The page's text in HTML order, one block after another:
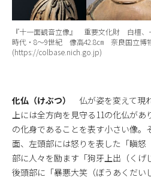
『十一面観音立像』 重要文化財 白檀
時代・8～9世紀 像高42.8㎝ 奈良国立博
(https://colbase.nich.go.jp)
化仏（けぶつ）
仏が姿を変えて現
上には全方向を見守る11の化仏があ
の化身であることを表す小さい像。
面、左頭部には怒りを表した「瞋怒
部に人々を励ます「狗牙上出（くげ
後頭部に「暴悪大笑（ぼうあくだい